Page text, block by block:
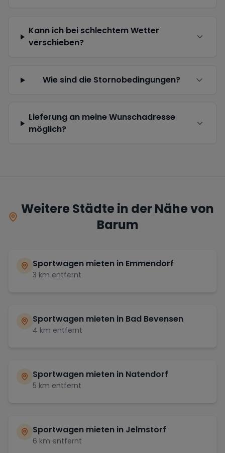
Kann ich bei schlechtem Wetter
verschieben?
Wie sind die Stornobedingungen?
Lieferung an meine Wunschadresse
möglich?
Weitere Städte in der Nähe von
Barum
Sportwagen mieten in Emmendorf
3 km entfernt
Sportwagen mieten in Bad Bevensen
4 km entfernt
Sportwagen mieten in Natendorf
5 km entfernt
Sportwagen mieten in Jelmstorf
6 km entfernt